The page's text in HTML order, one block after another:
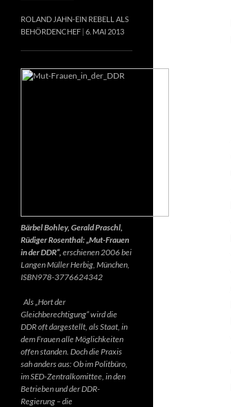
ROLAND JAHN-EIN REBELL ALS
BEHÖRDENCHEF 6. MAI 2013
Bärbel Bohley, Gerald Praschl,
Rüdiger Rosenthal: „Mut-Frauen
in der DDR“, erschienen 2006 bei
Langen Müller Herbig, München,
ISBN978-3776624342
Als „Hort der
Gleichberechtigung“ wird die
DDR oft dargestellt, als Staat, in
dem Frauen alle Möglichkeiten
offen standen. Doch die Praxis
sah anders aus: Ob im Politbüro,
im SED-Zentralkomittee, in den
Betrieben und der DDR-
Regierung – die